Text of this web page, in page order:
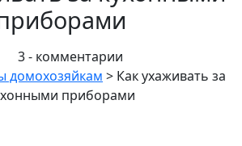
3 - комментарии
домохозяйкам > Как ухаживать за
приборами